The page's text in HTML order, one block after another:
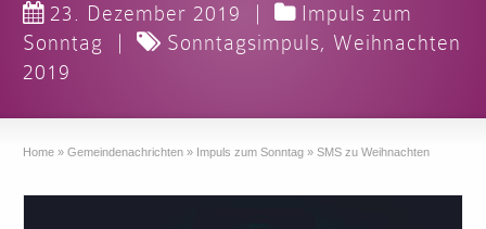
23. Dezember 2019 |
Impuls zum
Sonntag
| Sonntagsimpuls, Weihnachten
2019
Home » Gemeindenachrichten » Impuls zum Sonntag » SMS zu Weihnachten